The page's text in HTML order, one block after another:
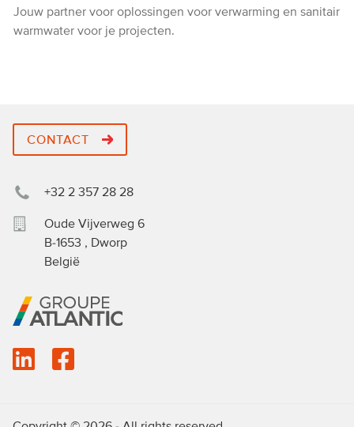
Ygnis
Jouw partner voor oplossingen voor verwarming en sanitair
warmwater voor je projecten.
CONTACT
+32 2 357 28 28
Oude Vijverweg 6
B-1653 , Dworp
België